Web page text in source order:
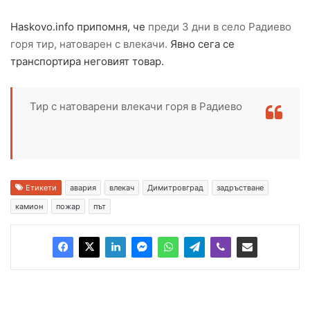
Haskovo.info припомня, че преди 3 дни в село Радиево
горя тир, натоварен с влекачи. Явно сега се
транспортира неговият товар.
Тир с натоварени влекачи горя в Радиево
Етикети авария влекач Димитровград
задръстване
камион
пожар път